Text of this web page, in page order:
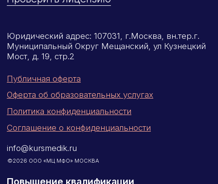
Общество с Ограниченной Ответственностью
«Международный Центр Медицинского
и Фармацевтического Образования»
О нашем центре
Основные сведения
Структура и органы
Способы оплаты